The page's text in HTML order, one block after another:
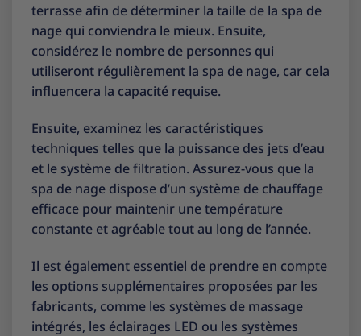
terrasse afin de déterminer la taille de la spa de
nage qui conviendra le mieux. Ensuite,
considérez le nombre de personnes qui
utiliseront régulièrement la spa de nage, car cela
influencera la capacité requise.
Ensuite, examinez les caractéristiques
techniques telles que la puissance des jets d’eau
et le système de filtration. Assurez-vous que la
spa de nage dispose d’un système de chauffage
efficace pour maintenir une température
constante et agréable tout au long de l’année.
Il est également essentiel de prendre en compte
les options supplémentaires proposées par les
fabricants, comme les systèmes de massage
intégrés, les éclairages LED ou les systèmes